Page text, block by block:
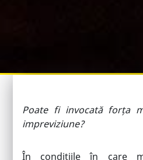
Poate fi invocată forța
impreviziune?
În condițiile în care